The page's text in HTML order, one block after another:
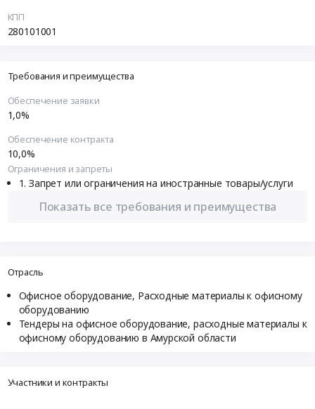
КПП
280101001
Требования и преимущества
Обеспечение заявки
1,0%
Обеспечение контракта
10,0%
Ограничения и запреты
Запрет или ограничения на иностранные товары/услуги
Показать все требования и преимущества
Отрасль
Офисное оборудование, Расходные материалы к офисному
оборудованию
Тендеры на офисное оборудование, расходные материалы к
офисному оборудованию в Амурской области
Участники и контракты